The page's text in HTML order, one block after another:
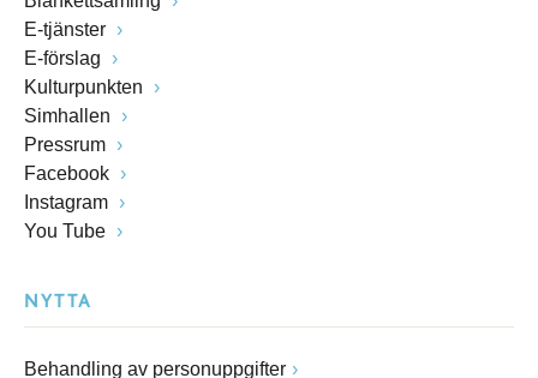
E-tjänster
E-förslag
Kulturpunkten
Simhallen
Pressrum
Facebook
Instagram
You Tube
NYTTA
Behandling av personuppgifter